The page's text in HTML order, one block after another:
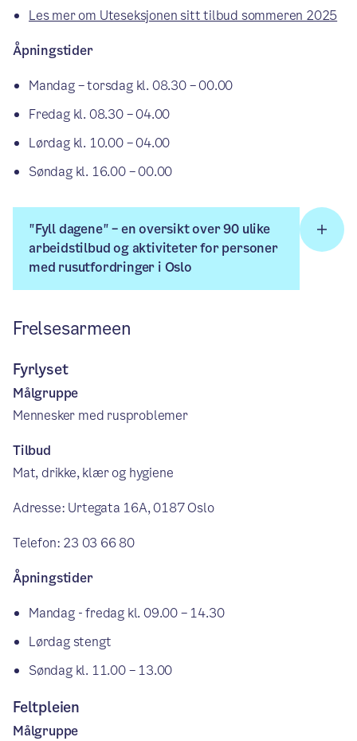
Les mer om Uteseksjonen sitt tilbud sommeren 2025
Åpningstider
Mandag – torsdag kl. 08.30 – 00.00
Fredag kl. 08.30 – 04.00
Lørdag kl. 10.00 – 04.00
Søndag kl. 16.00 – 00.00
"Fyll dagene" – en oversikt over 90 ulike
arbeidstilbud og aktiviteter for personer
med rusutfordringer i Oslo
Frelsesarmeen
Fyrlyset
Målgruppe
Mennesker med rusproblemer
Tilbud
Mat, drikke, klær og hygiene
Adresse: Urtegata 16A, 0187 Oslo
Telefon: 23 03 66 80
Åpningstider
Mandag - fredag kl. 09.00 – 14.30
Lørdag stengt
Søndag kl. 11.00 – 13.00
Feltpleien
Målgruppe